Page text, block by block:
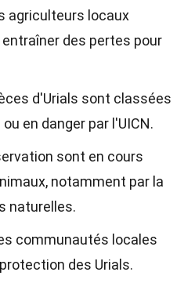
agriculteurs locaux
des pertes pour
d'Urials sont classées
en danger par l'UICN.
sont en cours
notamment par la
naturelles.
communautés locales
des Urials.